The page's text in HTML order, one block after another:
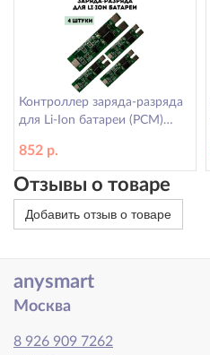
Контроллер заряда-разряда
для Li-Ion батареи (PCM)
852 р.
Отзывы о товаре
Добавить отзыв о товаре
anysmart
Москва
8 926 909 7262